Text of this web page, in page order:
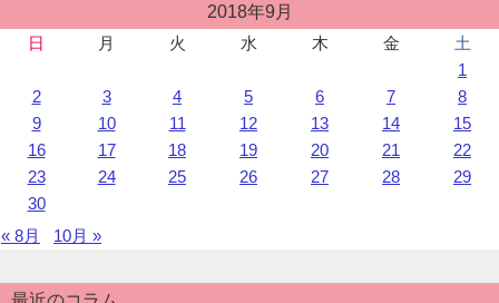
用
す。
せ：
稿
2018年9月
日
月 火 水 木 金
土
1
2
3 4 5 6 7
8
9
10 11 12 13 14
15
16
17 18 19 20 21
22
23
24 25 26 27 28
29
30
« 8月
10月 »